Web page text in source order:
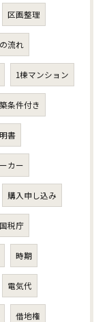
区画整理
流れ
1棟マンション
条件付き
書
カー
購入申し込み
国税庁
時期
電気代
借地権